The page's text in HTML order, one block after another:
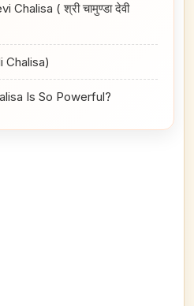
Chalisa ( श्री चामुण्डा देवी
Chalisa)
Is So Powerful?